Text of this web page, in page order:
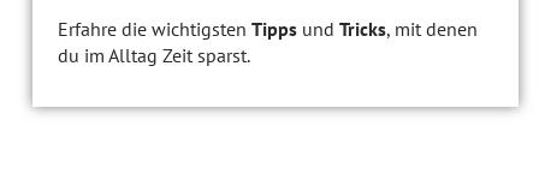
Erfahre die wichtigsten Tippsund Tricks, mit denen
du im Alltag Zeit sparst.